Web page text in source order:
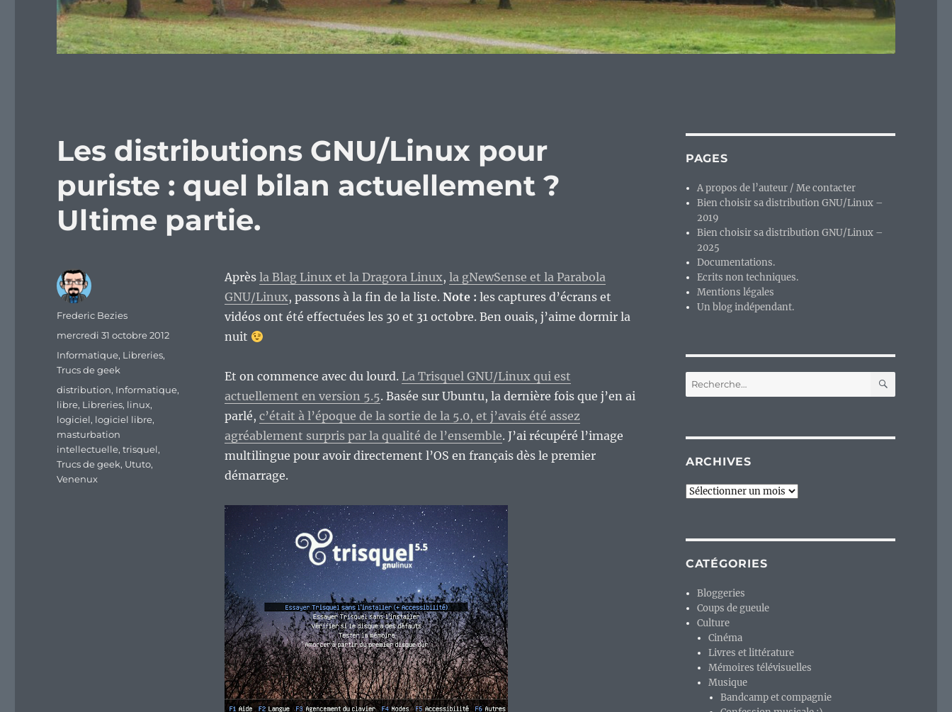
Les distributions GNU/Linux pour
puriste : quel bilan actuellement ?
Ultime partie.
Après la Blag Linux et la Dragora Linux, la gNewSense et la Parabola
GNU/Linux, passons à la fin de la liste. Note : les captures d’écrans et
vidéos ont été effectuées les 30 et 31 octobre. Ben ouais, j’aime dormir la
nuit
Et on commence avec du lourd. La Trisquel GNU/Linux qui est
actuellement en version 5.5. Basée sur Ubuntu, la dernière fois que j’en ai
parlé, c’était à l’époque de la sortie de la 5.0, et j’avais été assez
agréablement surpris par la qualité de l’ensemble. J’ai récupéré l’image
multilingue pour avoir directement l’OS en français dès le premier
démarrage.
Auteur
Frederic Bezies
Publié
mercredi 31 octobre 2012
Catégories
Informatique, Libreries,
Trucs de geek
Étiquettes
distribution, Informatique,
libre, Libreries, linux,
logiciel, logiciel libre,
masturbation
intellectuelle,trisquel,
Trucs de geek, Ututo,
Venenux
PAGES
A propos de l’auteur / Me contacter
Bien choisir sa distribution GNU/Linux –
2019
Bien choisir sa distribution GNU/Linux –
2025
Documentations.
Ecrits non techniques.
Mentions légales
Un blog indépendant.
Recherche
pour :
ARCHIVES
Archives
CATÉGORIES
Bloggeries
Coups de gueule
Culture
Cinéma
Livres et littérature
Mémoires télévisuelles
Musique
Bandcamp et compagnie